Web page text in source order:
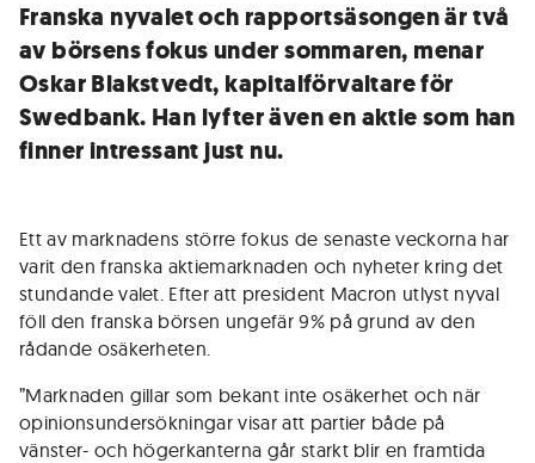
Franska nyvalet och rapportsäsongen är två
av börsens fokus under sommaren, menar
Oskar Blakstvedt, kapitalförvaltare för
Swedbank. Han lyfter även en aktie som han
finner intressant just nu.
Ett av marknadens större fokus de senaste veckorna har
varit den franska aktiemarknaden och nyheter kring det
stundande valet. Efter att president Macron utlyst nyval
föll den franska börsen ungefär 9% på grund av den
rådande osäkerheten.
”Marknaden gillar som bekant inte osäkerhet och när
opinionsundersökningar visar att partier både på
vänster- och högerkanterna går starkt blir en framtida